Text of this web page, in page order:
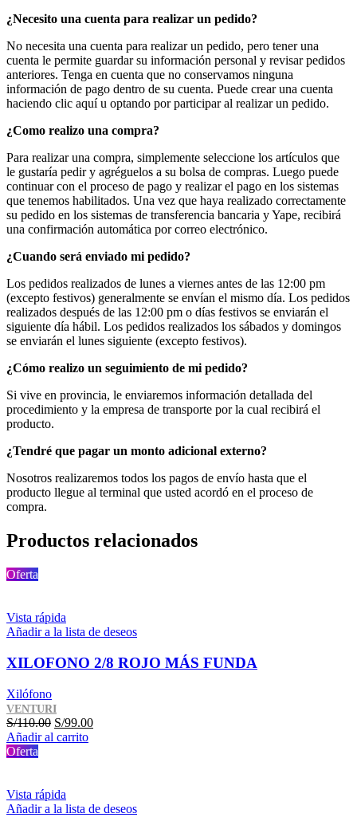
¿Necesito una cuenta para realizar un pedido?
No necesita una cuenta para realizar un pedido, pero tener una
cuenta le permite guardar su información personal y revisar pedidos
anteriores. Tenga en cuenta que no conservamos ninguna
información de pago dentro de su cuenta. Puede crear una cuenta
haciendo clic aquí u optando por participar al realizar un pedido.
¿Como realizo una compra?
Para realizar una compra, simplemente seleccione los artículos que
le gustaría pedir y agréguelos a su bolsa de compras. Luego puede
continuar con el proceso de pago y realizar el pago en los sistemas
que tenemos habilitados. Una vez que haya realizado correctamente
su pedido en los sistemas de transferencia bancaria y Yape, recibirá
una confirmación automática por correo electrónico.
¿Cuando será enviado mi pedido?
Los pedidos realizados de lunes a viernes antes de las 12:00 pm
(excepto festivos) generalmente se envían el mismo día. Los pedidos
realizados después de las 12:00 pm o días festivos se enviarán el
siguiente día hábil. Los pedidos realizados los sábados y domingos
se enviarán el lunes siguiente (excepto festivos).
¿Cómo realizo un seguimiento de mi pedido?
Si vive en provincia, le enviaremos información detallada del
procedimiento y la empresa de transporte por la cual recibirá el
producto.
¿Tendré que pagar un monto adicional externo?
Nosotros realizaremos todos los pagos de envío hasta que el
producto llegue al terminal que usted acordó en el proceso de
compra.
Productos relacionados
Oferta
Vista rápida
Añadir a la lista de deseos
XILOFONO 2/8 ROJO MÁS FUNDA
Xilófono
VENTURI
S/110.00 El
precio
S/99.00El
Añadir al carrito
Oferta
Vista rápida
Añadir a la lista de deseos